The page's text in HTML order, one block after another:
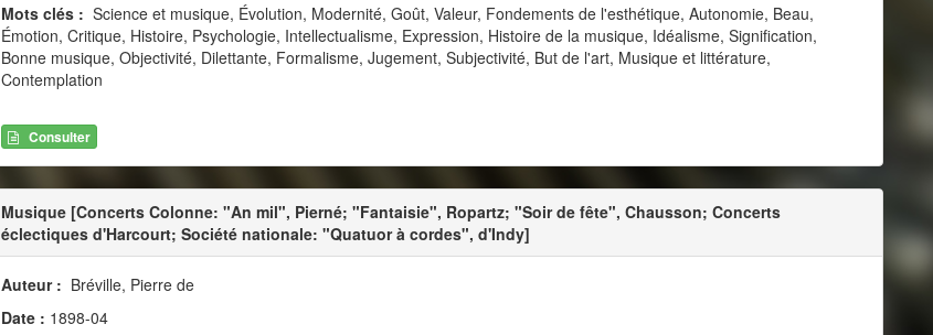
Mots clés : Science et musique, Évolution, Modernité, Goût, Valeur, Fondements de l'esthétique, Autonomie, Beau,
Émotion, Critique, Histoire, Psychologie, Intellectualisme, Expression, Histoire de la musique, Idéalisme, Signification,
Bonne musique, Objectivité, Dilettante, Formalisme, Jugement, Subjectivité, But de l'art, Musique et littérature,
Contemplation
Consulter
Musique [Concerts Colonne: "An mil", Pierné; "Fantaisie", Ropartz; "Soir de fête", Chausson; Concerts
éclectiques d'Harcourt; Société nationale: "Quatuor à cordes", d'Indy]
Auteur : Bréville, Pierre de
Date : 1898-04